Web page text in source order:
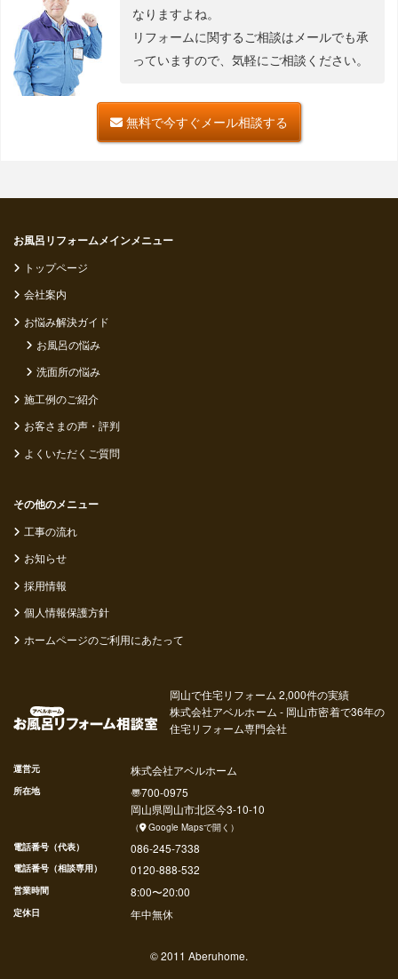
なりますよね。
リフォームに関するご相談はメールでも承
っていますので、気軽にご相談ください。
無料で今すぐメール相談する
お風呂リフォームメインメニュー
トップページ
会社案内
お悩み解決ガイド
お風呂の悩み
洗面所の悩み
施工例のご紹介
お客さまの声・評判
よくいただくご質問
その他のメニュー
工事の流れ
お知らせ
採用情報
個人情報保護方針
ホームページのご利用にあたって
岡山で住宅リフォーム 2,000件の実績
株式会社アベルホーム - 岡山市密着で36年の
住宅リフォーム専門会社
運営元 株式会社アベルホーム
所在地 〠700-0975
岡山県岡山市北区今3-10-10
（ Google Mapsで開く ）
電話番号（代表）
086-245-7338
電話番号（相談専用） 0120-888-532
営業時間 8:00〜20:00
定休日 年中無休
© 2011 Aberuhome.